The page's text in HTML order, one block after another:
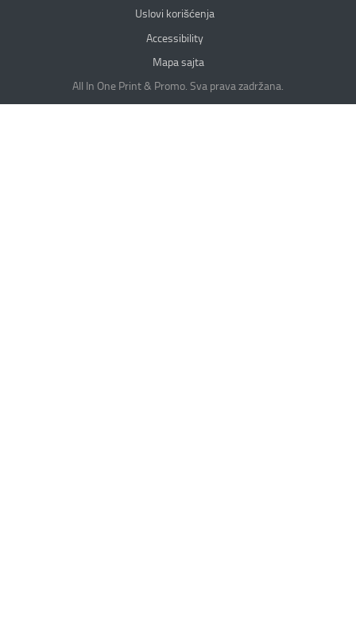
Uslovi korišćenja
Accessibility
Mapa sajta
All In One Print & Promo. Sva prava zadržana.